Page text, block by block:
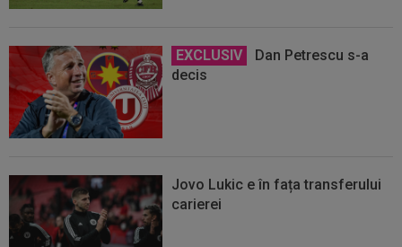
EXCLUSIV
Dan Petrescu s-a
decis
Jovo Lukic e în fața transferului
carierei